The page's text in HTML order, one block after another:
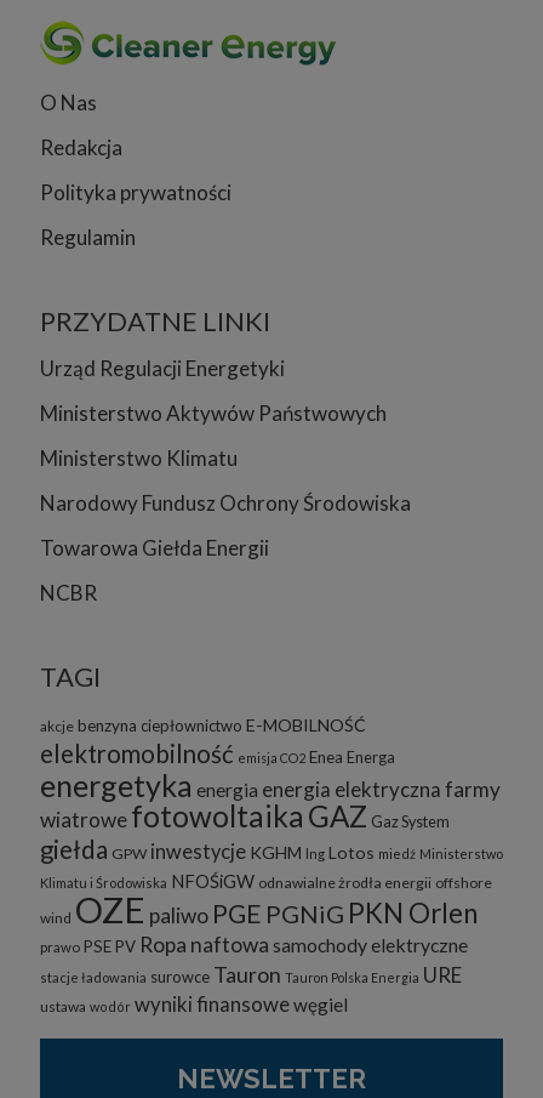
O Nas
Redakcja
Polityka prywatności
Regulamin
PRZYDATNE LINKI
Urząd Regulacji Energetyki
Ministerstwo Aktywów Państwowych
Ministerstwo Klimatu
Narodowy Fundusz Ochrony Środowiska
Towarowa Giełda Energii
NCBR
TAGI
akcje benzyna ciepłownictwo E-MOBILNOŚĆ
elektromobilność emisja CO2 Enea Energa
energetyka energia energia elektrycznafarmy
wiatrowefotowoltaika GAZ Gaz System
giełda GPW inwestycje KGHM lng Lotos miedź Ministerstwo
Klimatu i Środowiska NFOŚiGW odnawialne żrodła energii offshore
wind OZE paliwo PGE PGNiG PKN Orlen
prawo PSE PV Ropa naftowa samochody elektryczne
stacje ładowania surowce Tauron Tauron Polska Energia URE
ustawa wodór wyniki finansowewęgiel
NEWSLETTER